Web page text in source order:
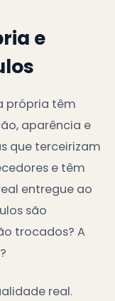
e
própria têm
aparência e
que terceirizam
e têm
entregue ao
são
trocados? A
real.